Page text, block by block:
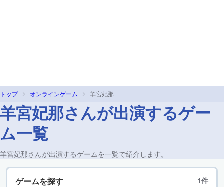
トップ オンラインゲーム 羊宮妃那
羊宮妃那さんが出演するゲー
ム一覧
羊宮妃那さんが出演するゲームを一覧で紹介します。
ゲームを探す 1件